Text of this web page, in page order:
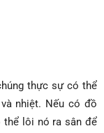
thực sự có thể
nhiệt. Nếu có đồ
thể lôi nó ra sân để